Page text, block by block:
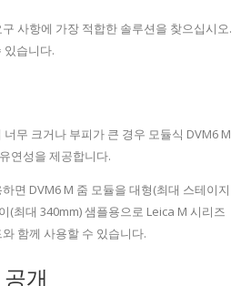
사항에 가장 적합한 솔루션을 찾으십시오.
있습니다.
무 크거나 부피가 큰 경우 모듈식 DVM6 M
연성을 제공합니다.
면 DVM6 M 줌 모듈을 대형(최대 스테이지
(최대 340mm) 샘플용으로 Leica M 시리즈
함께 사용할 수 있습니다.
개